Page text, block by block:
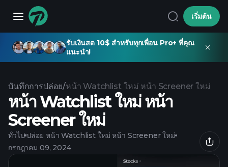
เริ่มต้น
รับเงินสด 10$ สำหรับทุกเพื่อน Pro+ ที่คุณ
แนะนำ!
บันทึกการปล่อย/หน้า Watchlist ใหม่ หน้า Screener ใหม่
หน้า Watchlist ใหม่ หน้า
Screener ใหม่
ทั่วไป ปล่อย หน้า Watchlist ใหม่ หน้า Screener ใหม่
กรกฎาคม 09, 2024